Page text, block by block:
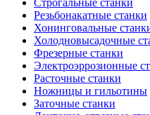
Резьбонакатные станки
Хонинговальные
Холодновысадочные
Фрезерные станки
Электроэррозионные
Расточные станки
Ножницы и гильотины
Заточные станки